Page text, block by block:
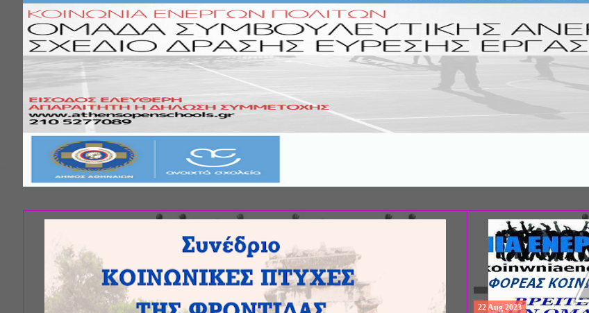
ΣΥΝΕΔΡΙΟ:
ΦΡΟΝΤΙΔΑΣ», ΑΠΟ ΤΗΝ
ΨΥΧΙΑΤΡΙΚΗΣ Π.
EΥΡΩΠΑΪΚΟ ΔΙΚΤΥΟ
ΥΓΕΙΑΣ ΑSKLEPIOS
22Aug 2023